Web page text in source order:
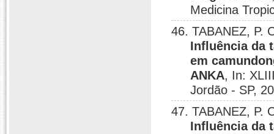
Medicina
46. TABANEZ, P.
Influência da
em
ANKA, In:
Jordão - SP,
47. TABANEZ, P.
Influência da